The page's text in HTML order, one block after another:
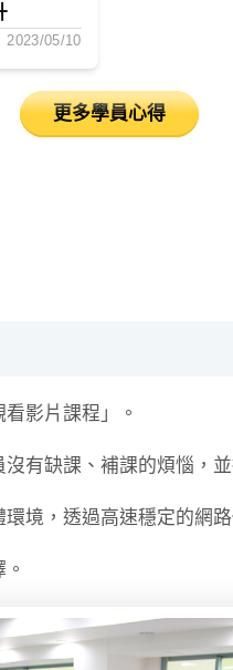
2023/05/10
更多學員心得
影片課程」。
有缺課、補課的煩惱，
境，透過高速穩定的網